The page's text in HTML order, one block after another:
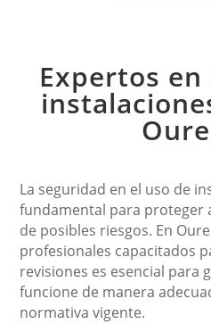
Expertos
La seguridad en el uso de
fundamental para proteger
de posibles riesgos. En
profesionales capacitados
revisiones es esencial para
funcione de manera
normativa vigente.